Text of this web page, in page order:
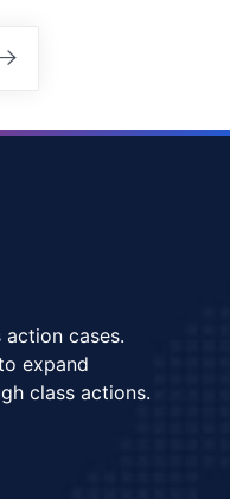
cases.
expand
class actions.